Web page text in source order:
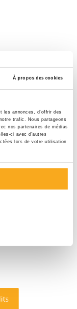
À propos des cookies
les annonces, d'offrir des
trafic. Nous partageons
nos partenaires de médias
ci avec d'autres
lors de votre utilisation